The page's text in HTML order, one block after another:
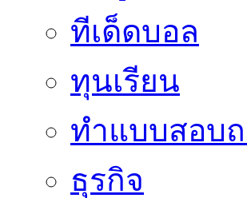
ทีเด็ดบอล
ทุนเรียน
ทําแบบสอบ
ธุรกิจ